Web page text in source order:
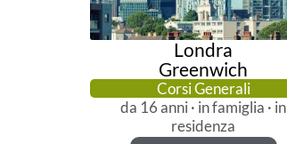
Londra
Greenwich
Corsi Generali
da 16 anni · in famiglia · in
residenza